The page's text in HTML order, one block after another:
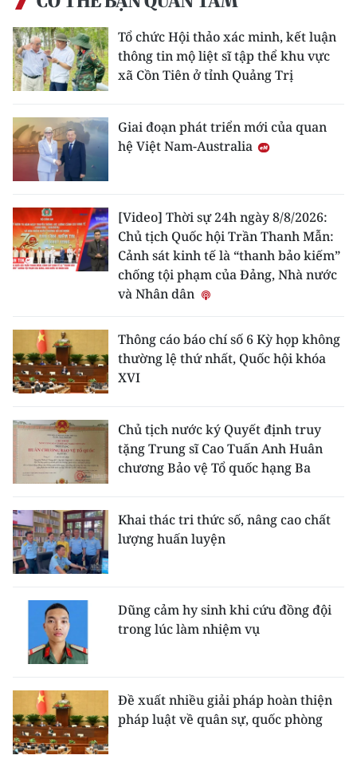
Tổ chức Hội thảo xác minh, kết luận
thông tin mộ liệt sĩ tập thể khu vực
xã Cồn Tiên ở tỉnh Quảng Trị
Giai đoạn phát triển mới của quan
hệ Việt Nam-Australia
[Video] Thời sự 24h ngày 8/8/2026:
Chủ tịch Quốc hội Trần Thanh Mẫn:
Cảnh sát kinh tế là “thanh bảo kiếm”
chống tội phạm của Đảng, Nhà nước
và Nhân dân
Thông cáo báo chí số 6 Kỳ họp không
thường lệ thứ nhất, Quốc hội khóa
XVI
Chủ tịch nước ký Quyết định truy
tặng Trung sĩ Cao Tuấn Anh Huân
chương Bảo vệ Tổ quốc hạng Ba
Khai thác tri thức số, nâng cao chất
lượng huấn luyện
Dũng cảm hy sinh khi cứu đồng đội
trong lúc làm nhiệm vụ
Đề xuất nhiều giải pháp hoàn thiện
pháp luật về quân sự, quốc phòng